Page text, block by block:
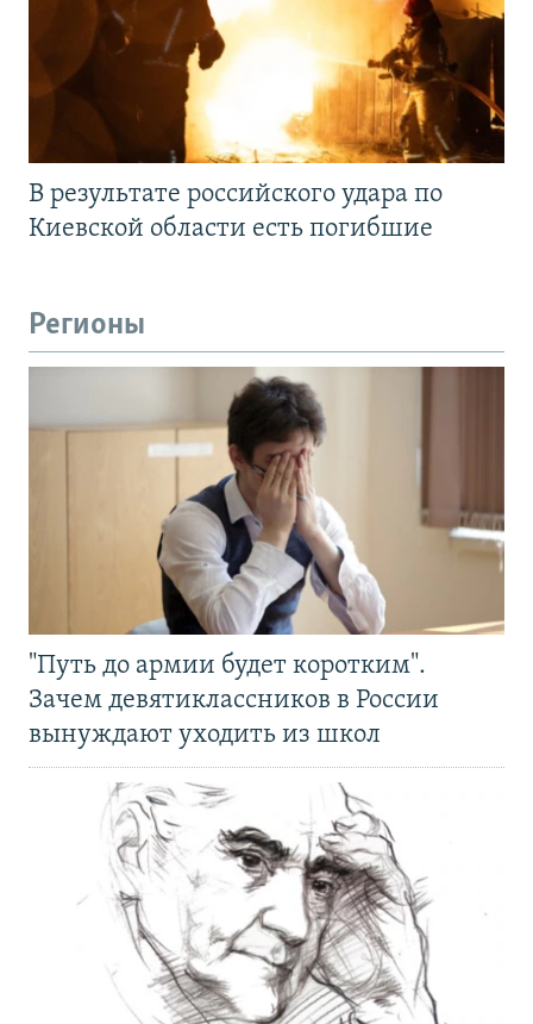
В результате российского удара по
Киевской области есть погибшие
Регионы
"Путь до армии будет коротким".
Зачем девятиклассников в России
вынуждают уходить из школ